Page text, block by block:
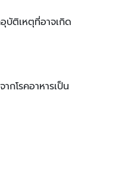
บัติเหตุที่อาจเกิด
กโรคอาหารเป็น